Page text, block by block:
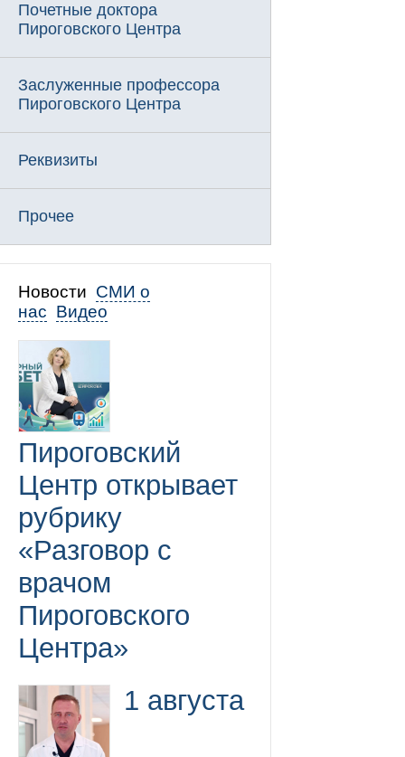
Почетные доктора
Пироговского Центра
Заслуженные профессора
Пироговского Центра
Реквизиты
Прочее
Новости СМИ о
нас Видео
Пироговский
Центр открывает
рубрику
«Разговор с
врачом
Пироговского
Центра»
1 августа